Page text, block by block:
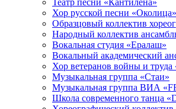
Театр песни «Кантилена»
Хор русской песни «Околица»
Образцовый коллектив
Народный коллектив
Вокальная студия «Ералаш»
Вокальный академический
Хор ветеранов войны и труда
Музыкальная группа «Стаи»
Музыкальная группа ВИА
Школа современного танца